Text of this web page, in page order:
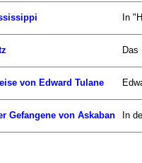
In
von Edward Tulane
Gefangene von Askaban In